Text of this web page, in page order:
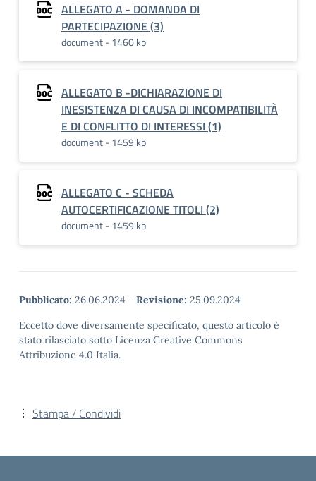
ALLEGATO A - DOMANDA DI
PARTECIPAZIONE (3)
document - 1460 kb
ALLEGATO B -DICHIARAZIONE DI
INESISTENZA DI CAUSA DI INCOMPATIBILITÀ
E DI CONFLITTO DI INTERESSI (1)
document - 1459 kb
ALLEGATO C - SCHEDA
AUTOCERTIFICAZIONE TITOLI (2)
document - 1459 kb
Pubblicato: 26.06.2024 - Revisione: 25.09.2024
Eccetto dove diversamente specificato, questo articolo è
stato rilasciato sotto Licenza Creative Commons
Attribuzione 4.0 Italia.
Stampa / Condividi